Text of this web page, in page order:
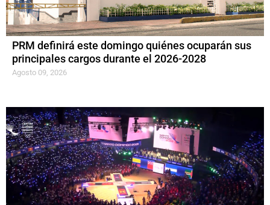
PRM definirá este domingo quiénes ocuparán sus
principales cargos durante el 2026-2028
Agosto 09, 2026